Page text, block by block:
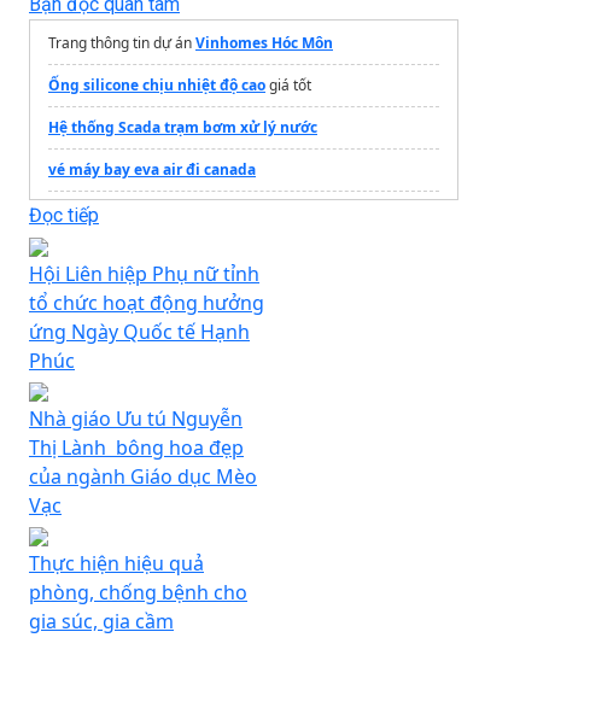
Trang thông tin dự ánVinhomes Hóc Môn
Ống silicone chịu nhiệt độ caogiá tốt
Hệ thống Scada trạm bơm xử lý nước
vé máy bay eva air đi canada
Bảng giá
Đọc tiếp
Hội Liên hiệp Phụ nữ tỉnh
tổ chức hoạt động hưởng
ứng Ngày Quốc tế Hạnh
Phúc
Nhà giáo Ưu tú Nguyễn
Thị Lành bông hoa đẹp
của ngành Giáo dục Mèo
Vạc
Thực hiện hiệu quả
phòng, chống bệnh cho
gia súc, gia cầm